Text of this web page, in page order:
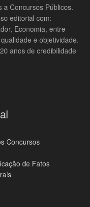
Concursos Públicos.
editorial com:
Economia, entre
e objetividade.
anos de credibilidade
Concursos
de Fatos